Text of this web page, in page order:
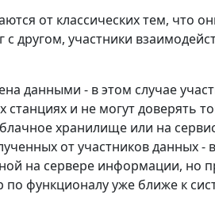
от классических тем, что
другом, участники
данными - в этом случае
и не могут
хранилище или на
от участников данных
на сервере информации, но
по функционалу уже ближе к